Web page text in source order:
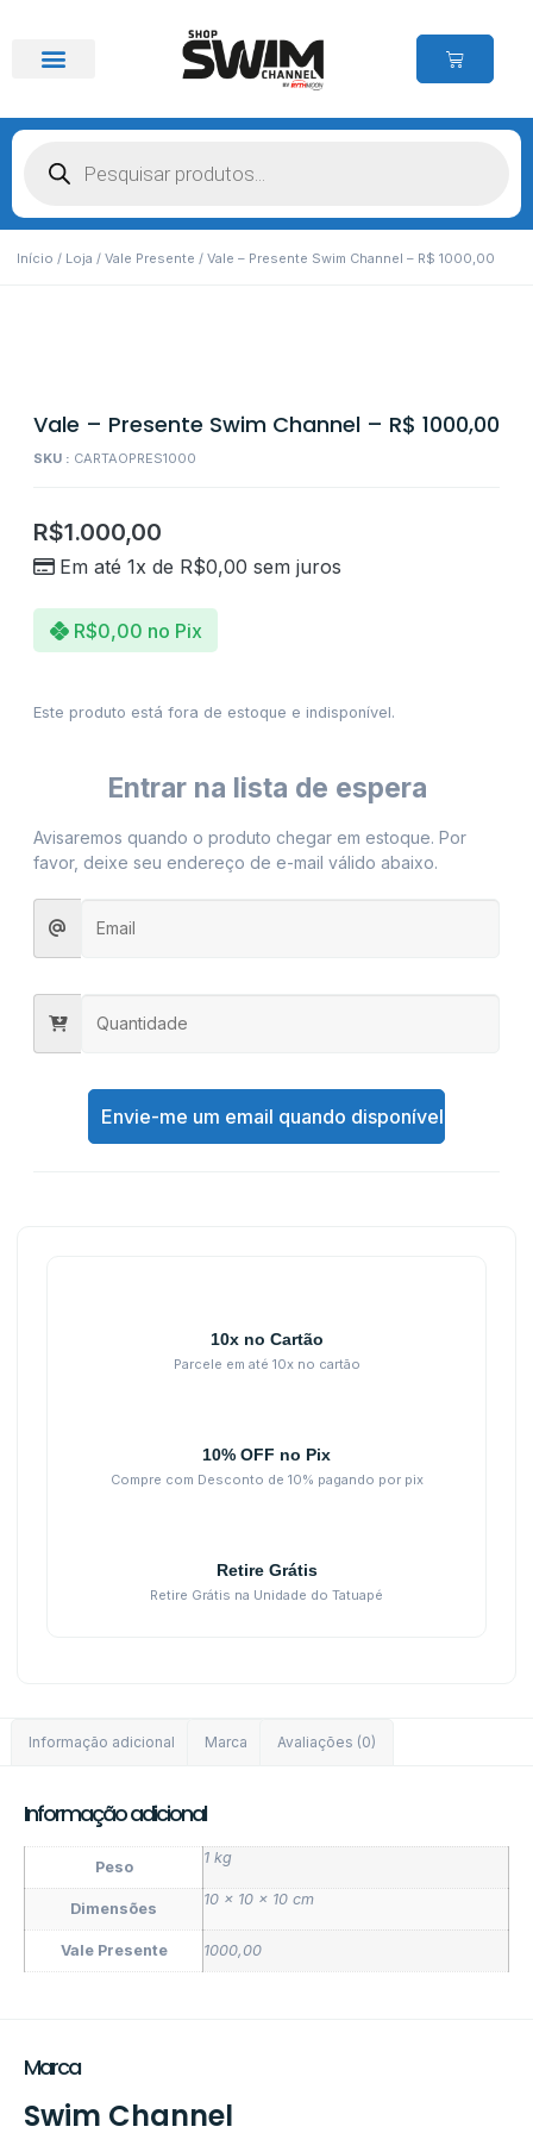
Início / Loja / Vale Presente / Vale – Presente Swim Channel – R$ 1000,00
Vale – Presente Swim Channel – R$ 1000,00
SKU : CARTAOPRES1000
R$1.000,00
Em até 1x de R$0,00 sem juros
R$0,00 no Pix
Este produto está fora de estoque e indisponível.
Entrar na lista de espera
Avisaremos quando o produto chegar em estoque. Por
favor, deixe seu endereço de e-mail válido abaixo.
Envie-me um email quando disponível
10x no Cartão
Parcele em até 10x no cartão
10% OFF no Pix
Compre com Desconto de 10% pagando por pix
Retire Grátis
Retire Grátis na Unidade do Tatuapé
Informação adicional Marca Avaliações (0)
Informação adicional
Peso
1 kg
Dimensões
10 × 10 × 10 cm
Vale Presente 1000,00
Marca
Swim Channel